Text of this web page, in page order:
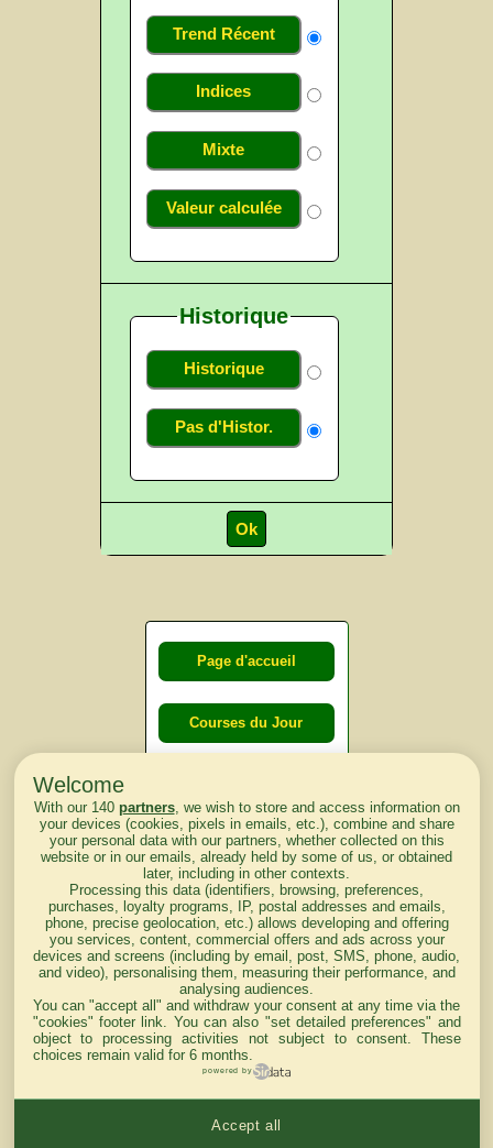
Trend Récent
Indices
Mixte
Valeur calculée
Historique
Historique
Pas d'Histor.
Page d'accueil
Courses du Jour
lendemain
Courses
d'aujourd'hui
Haut de Page
Mentions légales du site
Welcome
With our 140 partners, we wish to store and access information on
your devices (cookies, pixels in emails, etc.), combine and share
your personal data with our partners, whether collected on this
website or in our emails, already held by some of us, or obtained
later, including in other contexts.
Processing this data (identifiers, browsing, preferences,
purchases, loyalty programs, IP, postal addresses and emails,
phone, precise geolocation, etc.) allows developing and offering
you services, content, commercial offers and ads across your
devices and screens (including by email, post, SMS, phone, audio,
and video), personalising them, measuring their performance, and
analysing audiences.
You can "accept all" and withdraw your consent at any time via the
"cookies" footer link . You can also "set detailed preferences" and
object to processing activities not subject to consent. These
choices remain valid for 6 months.
powered by
Accept all